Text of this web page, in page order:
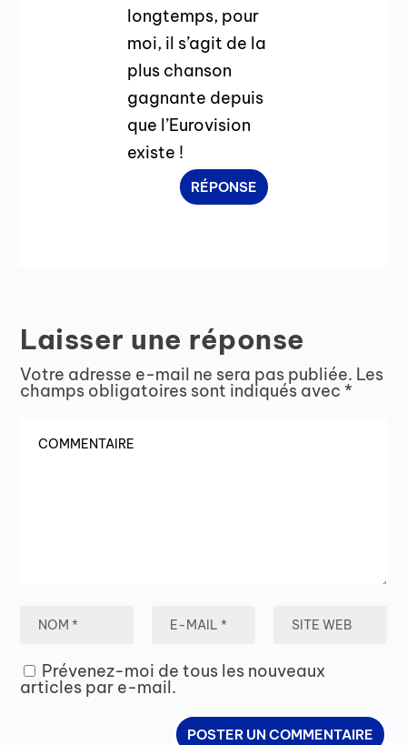
longtemps, pour
moi, il s’agit de la
plus chanson
gagnante depuis
que l’Eurovision
existe !
RÉPONSE
Laisser une réponse
Votre adresse e-mail ne sera pas publiée. Les
champs obligatoires sont indiqués avec *
Prévenez-moi de tous les nouveaux
articles par e-mail.